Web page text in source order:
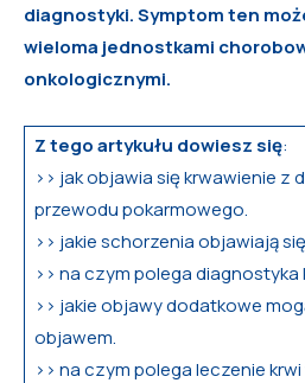
diagnostyki. Symptom ten
wieloma jednostkami
onkologicznymi.
Z tego artykułu dowiesz się:
>> jak objawia się krwawienie z
przewodu pokarmowego.
>> jakie schorzenia objawiają
>> na czym polega diagnostyka
>> jakie objawy dodatkowe
objawem.
>> na czym polega leczenie